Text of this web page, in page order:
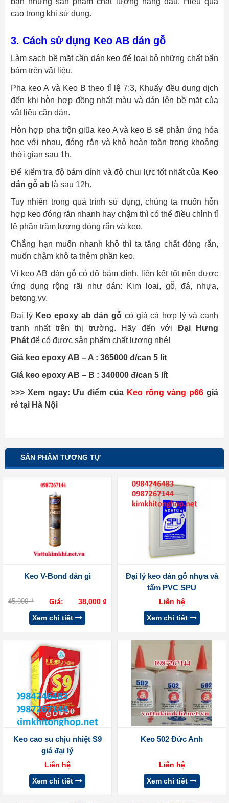
cao trong khi sử dụng.
3. Cách sử dụng Keo AB dán gỗ
Làm sạch bề mặt cần dán keo để loại bỏ những chất bẩn
bám trên vật liệu.
Pha keo A và Keo B theo tỉ lệ 7:3, Khuấy đều dung dịch
đến khi hỗn hợp đồng nhất màu và dán lên bề mặt của
vật liệu cần dán.
Hỗn hợp pha trộn giũa keo A và keo B sẽ phản ứng hóa
học với nhau, đóng rắn và khô hoàn toàn trong khoảng
thời gian sau 1h.
Để kiểm tra độ bám dính và độ chui lực tốt nhất của Keo
dán gỗ ab là sau 12h.
Tuy nhiên trong quá trình sử dụng, chúng ta muốn hỗn
hợp keo đóng rắn nhanh hay chậm thì có thể điều chỉnh tỉ
lệ phần trăm lượng đóng rắn và keo.
Chẳng hạn muốn nhanh khô thì ta tăng chất đóng rắn,
muốn chậm khô ta thêm phần keo.
Vì keo AB dán gỗ có độ bám dính, liên kết tốt nên được
ứng dụng rộng rãi như dán: Kim loai, gỗ, đá, nhựa,
betong,vv.
Đại lý Keo epoxy ab dán gỗ có giá cả hợp lý và cạnh
tranh nhất trên thị trường. Hãy đến với Đại Hưng
Phát để có được sản phẩm chất lượng nhé!
Giá keo epoxy AB – A : 365000 đ/can 5 lít
Giá keo epoxy AB – B : 340000 đ/can 5 lít
>>> Xem ngay: Ưu điểm của Keo rồng vàng p66 giá
rẻ tại Hà Nội
SẢN PHẨM TƯƠNG TỰ
Keo V-Bond dán gì
Giá:
45,000₫ 38,000 ₫
Xem chi tiết
Đại lý keo dán gỗ nhựa và
tấm PVC SPU
Liên hệ
Xem chi tiết
Keo cao su chịu nhiệt S9
giá đại lý
Liên hệ
Xem chi tiết
Keo 502 Đức Anh
Liên hệ
Xem chi tiết